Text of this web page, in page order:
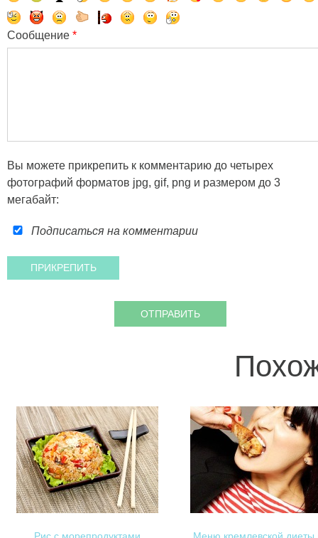
Сообщение *
Вы можете прикрепить к комментарию до четырех
фотографий форматов jpg, gif, png и размером до 3
мегабайт:
Подписаться на комментарии